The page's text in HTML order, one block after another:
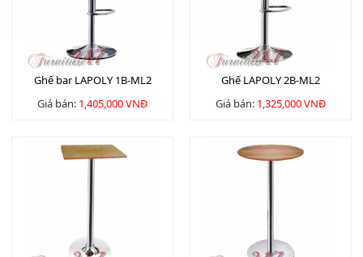
Ghế bar LAPOLY 1B-ML2
Giá bán: 1,405,000 VNĐ
Ghế LAPOLY 2B-ML2
Giá bán: 1,325,000 VNĐ